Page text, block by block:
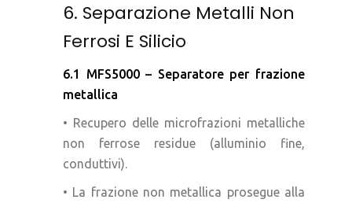
6. Separazione Metalli Non
Ferrosi E Silicio
6.1 MFS5000 – Separatore per frazione
metallica
• Recupero delle microfrazioni metalliche
non ferrose residue (alluminio fine,
conduttivi).
• La frazione non metallica prosegue alla